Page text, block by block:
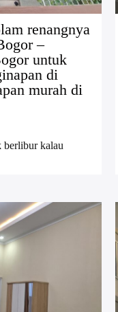
renangnya
–
untuk
di
murah di
berlibur kalau